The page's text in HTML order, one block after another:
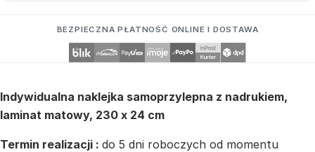
BEZPIECZNA PŁATNOŚĆ ONLINE I DOSTAWA
Indywidualna naklejka samoprzylepna z nadrukiem,
laminat matowy, 230 x 24 cm
Termin realizacji : do 5 dni roboczych od momentu